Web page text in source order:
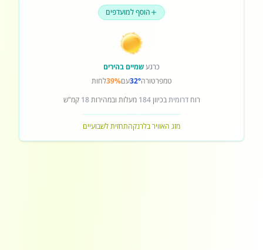
הוסף למועדפים
כרגעשמיים בהירים
טמפרטורה32°עם39%לחות
רוחדרומיתבכיוון184 מעלות ובמהירות18 קמ"ש
מזג האוויר בלרנקהתחזית לשבועיים